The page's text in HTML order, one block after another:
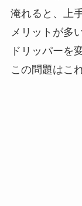
淹れると、上
メリットが多
ドリッパーを
この問題はこ